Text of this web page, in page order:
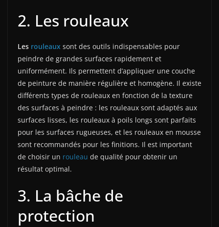
2. Les rouleaux
Les rouleaux sont des outils indispensables pour
peindre de grandes surfaces rapidement et
uniformément. Ils permettent d’appliquer une couche
de peinture de manière régulière et homogène. Il existe
différents types de rouleaux en fonction de la texture
des surfaces à peindre : les rouleaux sont adaptés aux
surfaces lisses, les rouleaux à poils longs sont parfaits
pour les surfaces rugueuses, et les rouleaux en mousse
sont recommandés pour les finitions. Il est important
de choisir un rouleau de qualité pour obtenir un
résultat optimal.
3. La bâche de
protection